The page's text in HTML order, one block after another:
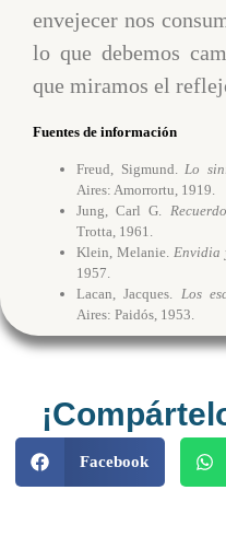
envejecer nos
lo que debemos
que miramos el
Fuentes de información
Freud, Sigmund. Lo
Aires: Amorrortu, 1919.
Jung, Carl G.
Trotta, 1961.
Klein, Melanie. Envidia
1957.
Lacan, Jacques. Los
Aires: Paidós, 1953.
Facebook